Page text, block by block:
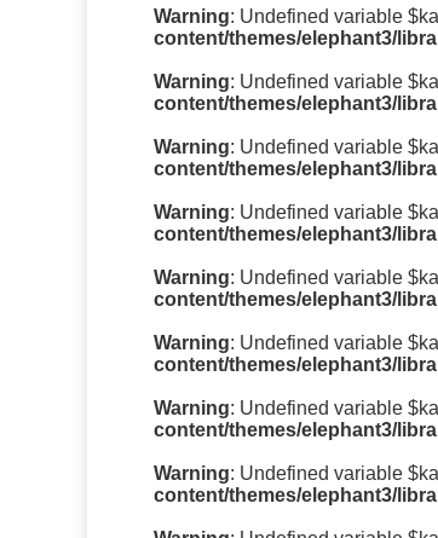
Warning: Undefined variable
content/themes/elephant3/
Warning: Undefined variable
content/themes/elephant3/
Warning: Undefined variable
content/themes/elephant3/
Warning: Undefined variable
content/themes/elephant3/
Warning: Undefined variable
content/themes/elephant3/
Warning: Undefined variable
content/themes/elephant3/
Warning: Undefined variable
content/themes/elephant3/
Warning: Undefined variable
content/themes/elephant3/